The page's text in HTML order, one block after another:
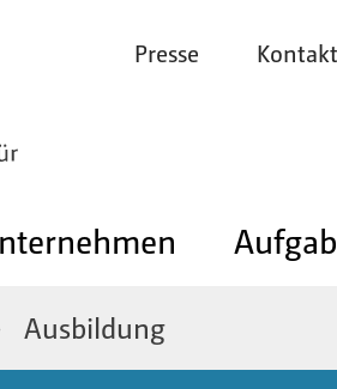
Presse Kontakt
Ausbildung